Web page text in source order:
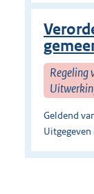
Geldend
Uitgegeven